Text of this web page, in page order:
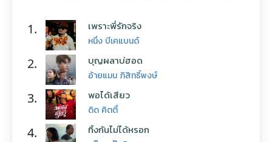
1. เพราะพี่รักจริง
หนึ่ง บีเคแบนด์
2. บุญผลาบ่ฮอด
อ้ายแมน ภิสิทธิ์พงษ์
3. พอได้เสียว
ดิด คิตตี้
4. ทิ้งกันไม่ได้หรอก